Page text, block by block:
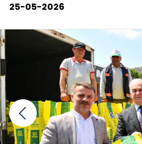
25-05-2026